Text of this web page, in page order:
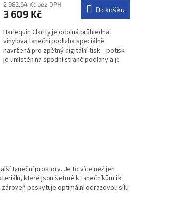
2 982,64 Kč bez DPH
3 609 Kč Do košíku
Harlequin Clarity je odolná průhledná
vinylová taneční podlaha speciálně
navržená pro zpětný digitální tisk – potisk
je umístěn na spodní straně podlahy a je
taneční prostory. Je to více než jen
které jsou šetrné k tanečníkům i k
poskytuje optimální odrazovou sílu